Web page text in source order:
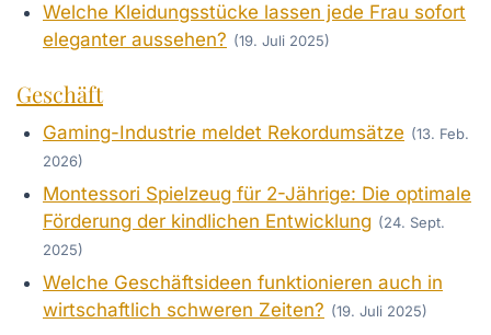
Welche Kleidungsstücke lassen jede Frau sofort
eleganter aussehen? (19. Juli 2025)
Geschäft
Gaming-Industrie meldet Rekordumsätze (13. Feb.
2026)
Montessori Spielzeug für 2-Jährige: Die optimale
Förderung der kindlichen Entwicklung (24. Sept.
2025)
Welche Geschäftsideen funktionieren auch in
wirtschaftlich schweren Zeiten? (19. Juli 2025)